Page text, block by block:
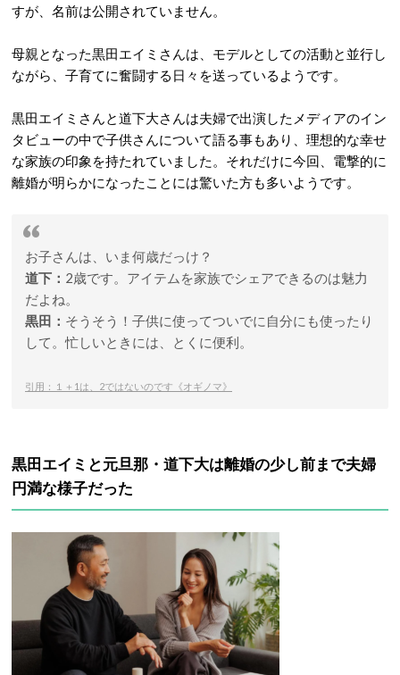
すが、名前は公開されていません。
母親となった黒田エイミさんは、モデルとしての活動と並行し
ながら、子育てに奮闘する日々を送っているようです。
黒田エイミさんと道下大さんは夫婦で出演したメディアのイン
タビューの中で子供さんについて語る事もあり、理想的な幸せ
な家族の印象を持たれていました。それだけに今回、電撃的に
離婚が明らかになったことには驚いた方も多いようです。
お子さんは、いま何歳だっけ？
道下： 2歳です。アイテムを家族でシェアできるのは魅力
だよね。
黒田： そうそう！子供に使ってついでに自分にも使ったり
して。忙しいときには、とくに便利。
引用：１＋1は、2ではないのです《オギノマ》
黒田エイミと元旦那・ 道下大は離婚の少し前まで夫婦
円満な様子だった